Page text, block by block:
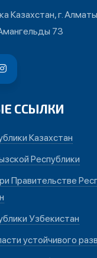
Казахстан, г.
73
ССЫЛКИ
Казахстан
Республики
Правительстве
Узбекистан
устойчивого